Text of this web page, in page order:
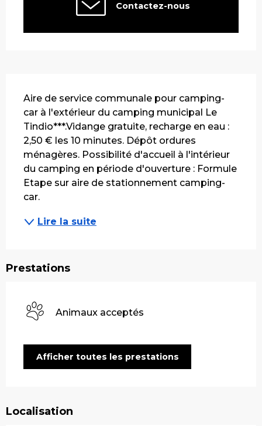
Contactez-nous
Aire de service communale pour camping-
car à l'extérieur du camping municipal Le
Tindio***.Vidange gratuite, recharge en eau :
2,50 € les 10 minutes. Dépôt ordures
ménagères. Possibilité d'accueil à l'intérieur
du camping en période d'ouverture : Formule
Etape sur aire de stationnement camping-
car.
Lire la suite
Prestations
Animaux acceptés
Afficher toutes les prestations
Localisation